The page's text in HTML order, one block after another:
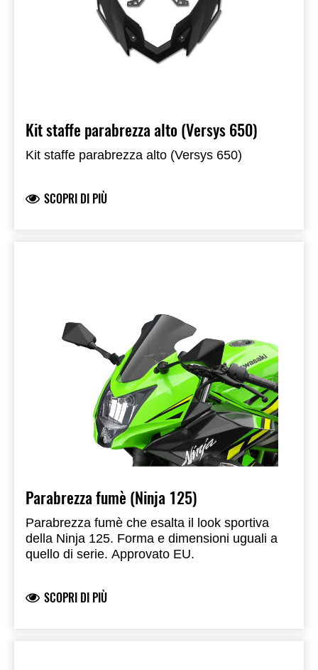
Kit staffe parabrezza alto (Versys 650)
Kit staffe parabrezza alto (Versys 650)
SCOPRI DI PIÙ
Parabrezza fumè (Ninja 125)
Parabrezza fumè che esalta il look sportiva
della Ninja 125. Forma e dimensioni uguali a
quello di serie. Approvato EU.
SCOPRI DI PIÙ